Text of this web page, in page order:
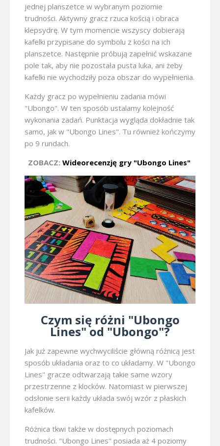
jednej planszetce w wybranym poziomie
trudności. Aktywny gracz rzuca kością i obraca
klepsydrę. W tym momencie wszyscy dobierają
kafelki przypisane do symbolu z kości na ich
planszetce. Następnie próbują zapełnić wskazane
pole tak, aby nie pozostała pusta luka, ani żeby
kafelki nie wychodziły poza obszar do wypełnienia.
Każdy gracz po wypełnieniu zadania mówi
"Ubongo". W ten sposób ustalamy kolejność
wykonania zadań. Punktacja wygląda dokładnie tak
samo, jak w "Ubongo Lines". Tu również kończymy
po 9 rundach.
ZOBACZ: Wideorecenzję gry "Ubongo Lines"
Czym się różni "Ubongo
Lines" od "Ubongo"?
Jak już zapewne wychwyciliście główną różnicą jest
sposób układania oraz to co układamy. W "Ubongo
Lines" gracze odtwarzają takie same wzory
przestrzenne z klocków. Natomiast w pierwszej
odsłonie serii każdy układa swój wzór z płaskich
kafelków.
Różnica tkwi także w dostępnych poziomach
trudności. "Ubongo Lines" posiada aż 4 poziomy